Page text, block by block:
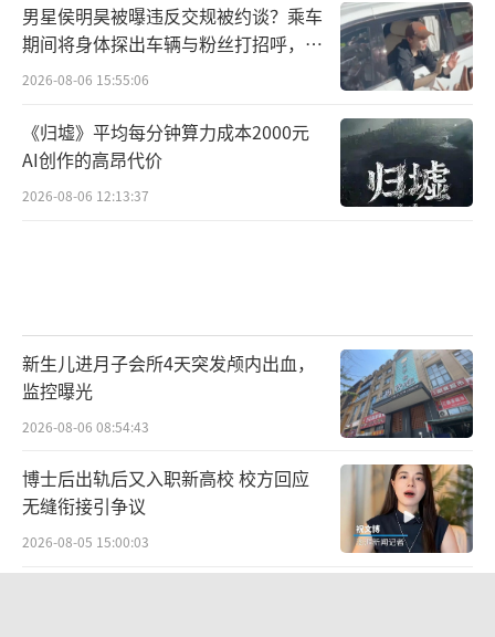
男星侯明昊被曝违反交规被约谈？乘车
期间将身体探出车辆与粉丝打招呼，当
地交警回应
2026-08-06 15:55:06
《归墟》平均每分钟算力成本2000元
AI创作的高昂代价
2026-08-06 12:13:37
新生儿进月子会所4天突发颅内出血，
监控曝光
2026-08-06 08:54:43
博士后出轨后又入职新高校 校方回应
无缝衔接引争议
2026-08-05 15:00:03